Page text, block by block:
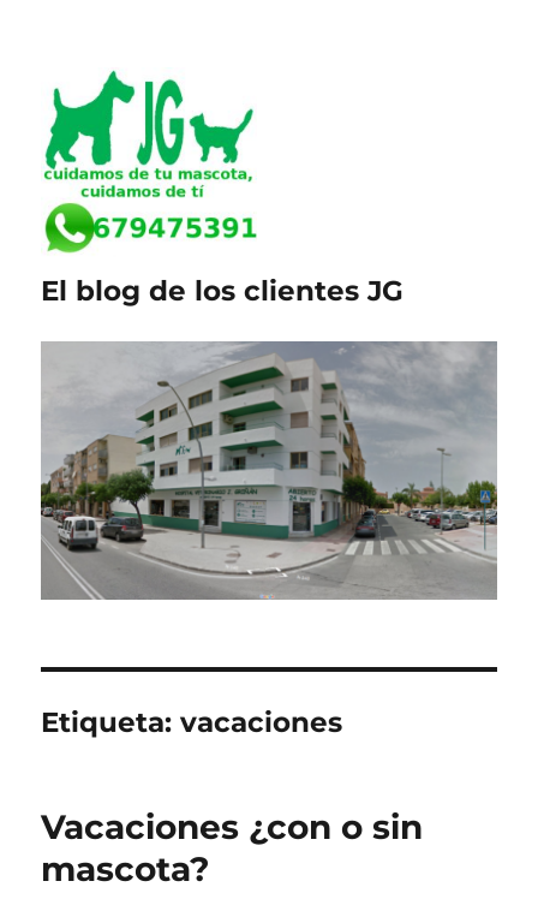
El blog de los clientes JG
Etiqueta:vacaciones
Vacaciones ¿con o sin
mascota?